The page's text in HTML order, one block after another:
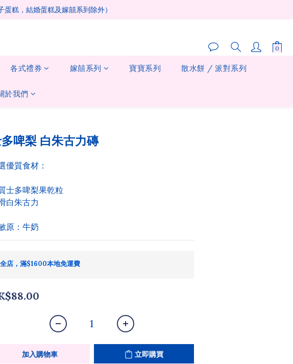
糕，結婚蛋糕及嫁囍系到除外）
各式禮券 嫁囍系列 寶寶系列 散水餅 / 派對系列
於我們
啤梨 白朱古力磚
優質食材：
士多啤梨果乾粒
白朱古力
原：牛奶
全店，滿$1600本地免運費
加入購物車 立即購買